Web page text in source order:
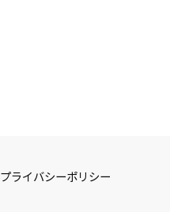
プライバシーポリシー